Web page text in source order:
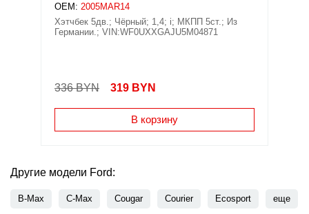
OEM: 2005MAR14
Хэтчбек 5дв.; Чёрный; 1,4; i; МКПП 5ст.; Из
Германии.; VIN:WF0UXXGAJU5M04871
336 BYN 319 BYN
В корзину
Другие модели Ford:
B-Max C-Max Cougar Courier Ecosport еще